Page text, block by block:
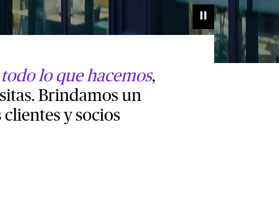
lo que hacemos,
Brindamos un
y socios